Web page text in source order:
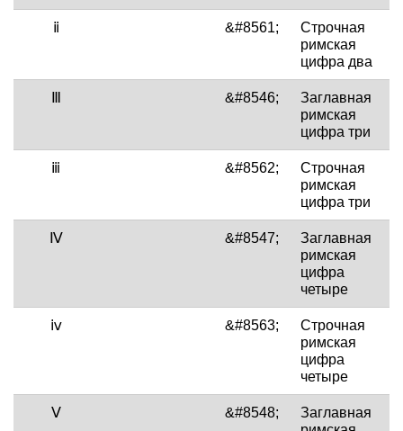
ⅱ &#8561;
Строчная
римская
цифра два
Ⅲ &#8546;
Заглавная
римская
цифра три
ⅲ &#8562;
Строчная
римская
цифра три
Ⅳ &#8547;
Заглавная
римская
цифра
четыре
ⅳ &#8563;
Строчная
римская
цифра
четыре
Ⅴ &#8548;
Заглавная